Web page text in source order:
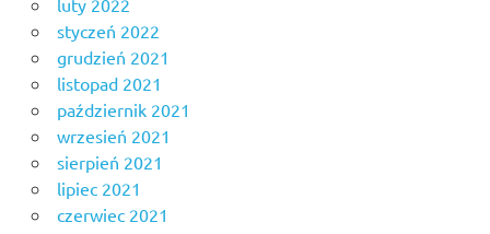
luty 2022
styczeń 2022
grudzień 2021
listopad 2021
październik 2021
wrzesień 2021
sierpień 2021
lipiec 2021
czerwiec 2021